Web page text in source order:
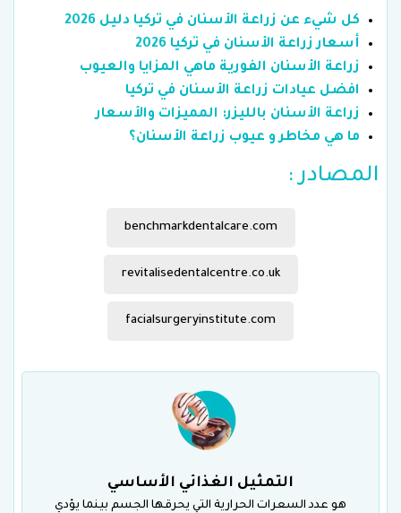
كل شيء عن زراعة الأسنان في تركيا دليل 2026
أسعار زراعة الأسنان في تركيا 2026
زراعة الأسنان الفورية ماهي المزايا والعيوب
افضل عيادات زراعة الأسنان في تركيا
زراعة الأسنان بالليزر: المميزات والأسعار
ما هي مخاطر و عيوب زراعة الأسنان؟
المصادر :
benchmarkdentalcare.com
revitalisedentalcentre.co.uk
facialsurgeryinstitute.com
التمثيل الغذائي الأساسي
هو عدد السعرات الحرارية التي يحرقها الجسم بينما يؤدي